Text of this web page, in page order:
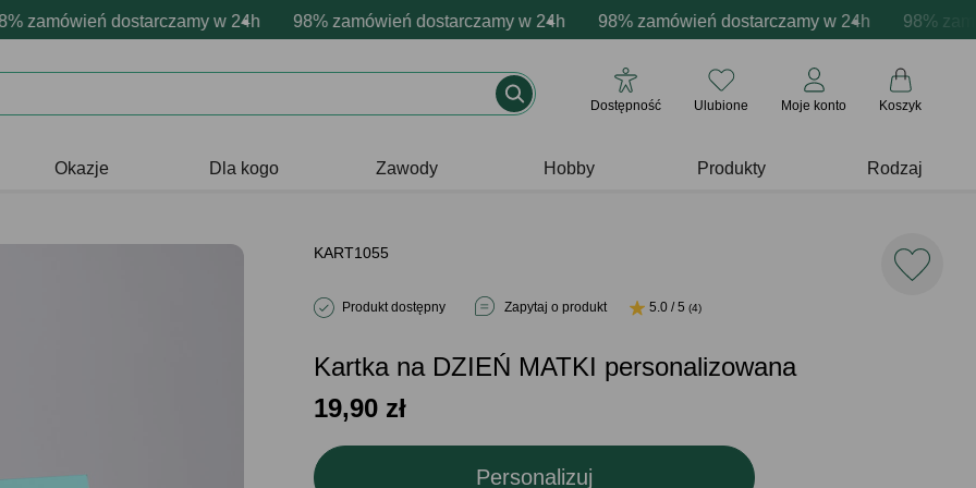
zamówień dostarczamy w 24h 98% zamówień dostarczamy w 24h 98% zamówień dostarczamy w 24h 98%
produktów Profesjonalna i darmowa personalizacja produktów Profesjonalna i darmowa personalizacja
emocje - zawsze udane prezenty Prezentujemy pozytywne emocje - zawsze udane prezenty Prezentujemy
Dostępność Ulubione Moje konto Koszyk
Okazje Dla kogo Zawody Hobby Produkty Rodzaj
KART1055
Produkt dostępny Zapytaj o produkt 5.0 / 5(4)
Kartka na DZIEŃ MATKI personalizowana
19,90 zł
Personalizuj